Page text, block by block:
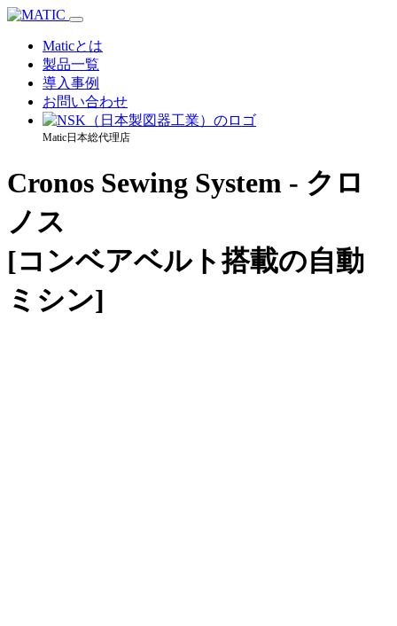
Maticとは
製品一覧
導入事例
お問い合わせ
Matic日本総代理店
Cronos Sewing System - クロ
ノス
[コンベアベルト搭載の自動
ミシン]